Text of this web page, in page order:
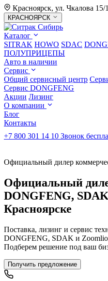
Красноярск, ул. Чкалова 15/1
Выбор
города
КРАСНОЯРСК
Каталог
SITRAK HOWO SDAC
ПОЛУПРИЦЕПЫ
Авто в наличии
Сервис
Общий сервисный центр
Сервис DONGFENG
Акции Лизинг
О компании
Блог
Контакты
+7 800 301 14 10 Звонок
Официальный дилер
Официальный
DONGFENG,
Красноярске
Поставка, лизинг и сервис
DONGFENG, SDAK и
Подберем решение под ваш
Получить предложение